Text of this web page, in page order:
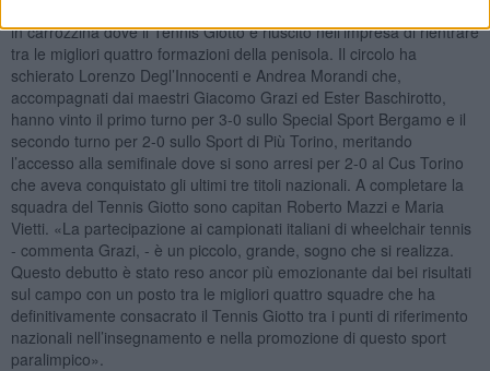
in carrozzina dove il Tennis Giotto è riuscito nell’impresa di rientrare
tra le migliori quattro formazioni della penisola. Il circolo ha
schierato Lorenzo Degl’Innocenti e Andrea Morandi che,
accompagnati dai maestri Giacomo Grazi ed Ester Baschirotto,
hanno vinto il primo turno per 3-0 sullo Special Sport Bergamo e il
secondo turno per 2-0 sullo Sport di Più Torino, meritando
l’accesso alla semifinale dove si sono arresi per 2-0 al Cus Torino
che aveva conquistato gli ultimi tre titoli nazionali. A completare la
squadra del Tennis Giotto sono capitan Roberto Mazzi e Maria
Vietti. «La partecipazione ai campionati italiani di wheelchair tennis
- commenta Grazi, - è un piccolo, grande, sogno che si realizza.
Questo debutto è stato reso ancor più emozionante dai bei risultati
sul campo con un posto tra le migliori quattro squadre che ha
definitivamente consacrato il Tennis Giotto tra i punti di riferimento
nazionali nell’insegnamento e nella promozione di questo sport
paralimpico».